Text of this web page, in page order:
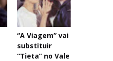
“A Viagem” vai
substituir
“Tieta” no Vale